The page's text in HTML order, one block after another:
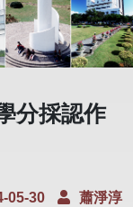
分採認作
05-30 蕭淨淳